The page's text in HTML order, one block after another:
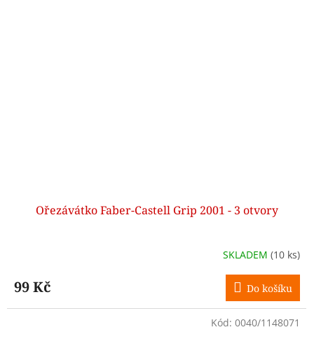
Ořezávátko Faber-Castell Grip 2001 - 3 otvory
SKLADEM (10 ks)
99 Kč Do košíku
Kód: 0040/1148071